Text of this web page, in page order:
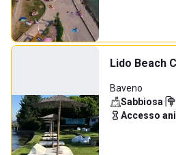
Lido Beach
Baveno
Sabbiosa·
Accesso